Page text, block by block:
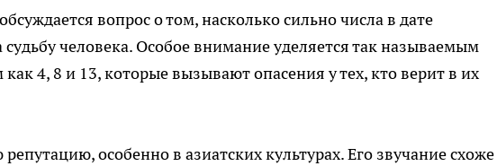
вопрос о том, насколько сильно числа в дате
человека. Особое внимание уделяется так называемым
4, 8 и 13, которые вызывают опасения у тех, кто верит в их
особенно в азиатских культурах. Его звучание схоже